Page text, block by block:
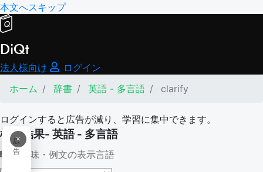
本文へスキップ
DiQt
法人様向け
ログイン
ホーム
辞書 英語 - 多言語 clarify
ログインすると広告が減り、学習に集中できます。
×
広
告
検索結果- 英語 - 多言語
意味・例文の表示言語